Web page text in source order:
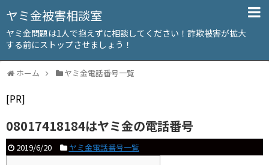
ヤミ金被害相談室
ヤミ金問題は1人で抱えずに相談してください！詐欺被害が拡大
する前にストップさせましょう！
ホーム ヤミ金電話番号一覧
[PR]
08017418184はヤミ金の電話番号
2019/6/20 ヤミ金電話番号一覧